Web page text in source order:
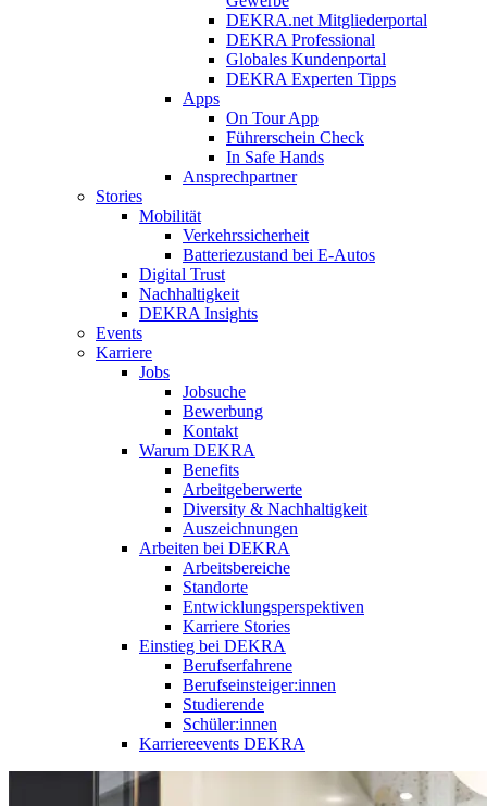
DEKRA.net Mitgliederportal
DEKRA Professional
Globales Kundenportal
DEKRA Experten Tipps
Apps
On Tour App
Führerschein Check
In Safe Hands
Ansprechpartner
Stories
Mobilität
Verkehrssicherheit
Batteriezustand bei E-Autos
Digital Trust
Nachhaltigkeit
DEKRA Insights
Events
Karriere
Jobs
Jobsuche
Bewerbung
Kontakt
Warum DEKRA
Benefits
Arbeitgeberwerte
Diversity & Nachhaltigkeit
Auszeichnungen
Arbeiten bei DEKRA
Arbeitsbereiche
Standorte
Entwicklungsperspektiven
Karriere Stories
Einstieg bei DEKRA
Berufserfahrene
Berufseinsteiger:innen
Studierende
Schüler:innen
Karriereevents DEKRA